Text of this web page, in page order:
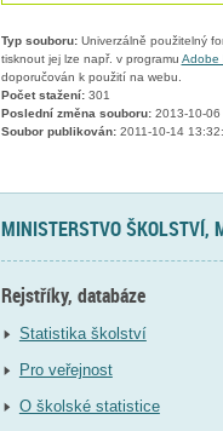
Typ souboru:Univerzálně použitelný
tisknout jej lze např. v programu Adobe
doporučován k použití na webu.
Počet stažení:301
Poslední změna souboru:2013-10-06
Soubor publikován:2011-10-14
MINISTERSTVO ŠKOLSTVÍ,
Rejstříky, databáze
Statistika školství
Pro veřejnost
O školské statistice